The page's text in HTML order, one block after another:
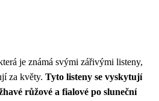
je známá svými zářivými listeny,
za květy. Tyto listeny se vyskytují
růžové a fialové po sluneční